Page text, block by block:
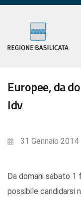
Europee, da
Idv
31 Gennaio 2014
Da domani sabato
possibile candidarsi